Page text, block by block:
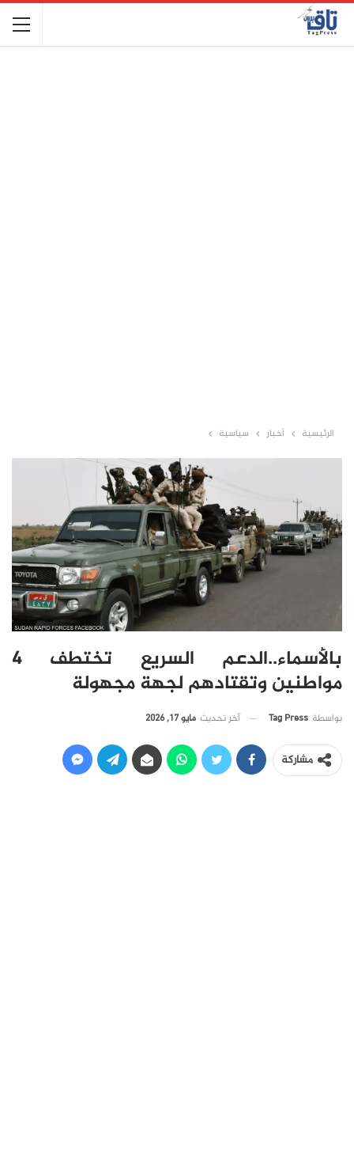
الرئيسية أخبار سياسية
بالأسماء..الدعم السريع تختطف 4
مواطنين وتقتادهم لجهة مجهولة
بواسطة Tag Press آخر تحديث مايو 17, 2026
مشاركة